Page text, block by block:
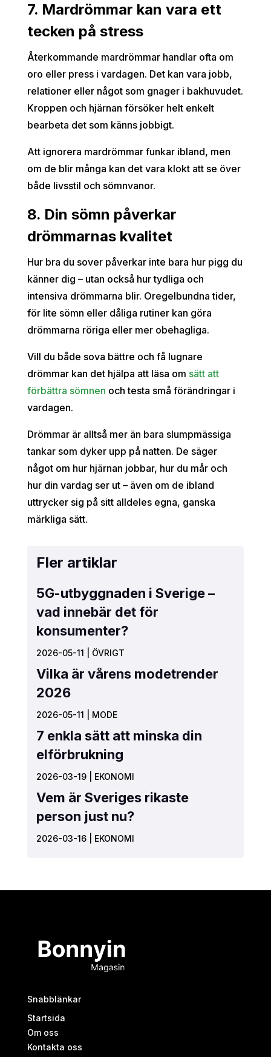
7. Mardrömmar kan vara ett
tecken på stress
Återkommande mardrömmar handlar ofta om
oro eller press i vardagen. Det kan vara jobb,
relationer eller något som gnager i bakhuvudet.
Kroppen och hjärnan försöker helt enkelt
bearbeta det som känns jobbigt.
Att ignorera mardrömmar funkar ibland, men
om de blir många kan det vara klokt att se över
både livsstil och sömnvanor.
8. Din sömn påverkar
drömmarnas kvalitet
Hur bra du sover påverkar inte bara hur pigg du
känner dig – utan också hur tydliga och
intensiva drömmarna blir. Oregelbundna tider,
för lite sömn eller dåliga rutiner kan göra
drömmarna röriga eller mer obehagliga.
Vill du både sova bättre och få lugnare
drömmar kan det hjälpa att läsa om sätt att
förbättra sömnen och testa små förändringar i
vardagen.
Drömmar är alltså mer än bara slumpmässiga
tankar som dyker upp på natten. De säger
något om hur hjärnan jobbar, hur du mår och
hur din vardag ser ut – även om de ibland
uttrycker sig på sitt alldeles egna, ganska
märkliga sätt.
Fler artiklar
5G-utbyggnaden i Sverige –
vad innebär det för
konsumenter?
2026-05-11 ÖVRIGT
Vilka är vårens modetrender
2026
2026-05-11 MODE
7 enkla sätt att minska din
elförbrukning
2026-03-19| EKONOMI
Vem är Sveriges rikaste
person just nu?
2026-03-16| EKONOMI
Snabblänkar
Startsida
Om oss
Kontakta oss